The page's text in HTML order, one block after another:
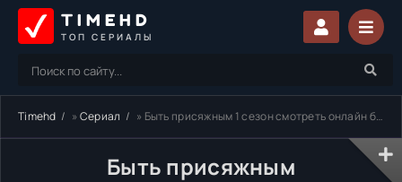
TIMEHD
ТОП СЕРИАЛЫ
Timehd »Сериал » Быть присяжным 1 сезон смотреть онлайн бесплатно
Быть присяжным